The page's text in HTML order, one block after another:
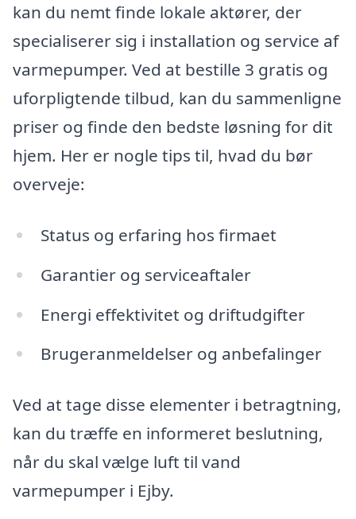
kan du nemt finde lokale aktører, der
specialiserer sig i installation og service af
varmepumper. Ved at bestille 3 gratis og
uforpligtende tilbud, kan du sammenligne
priser og finde den bedste løsning for dit
hjem. Her er nogle tips til, hvad du bør
overveje:
Status og erfaring hos firmaet
Garantier og serviceaftaler
Energi effektivitet og driftudgifter
Brugeranmeldelser og anbefalinger
Ved at tage disse elementer i betragtning,
kan du træffe en informeret beslutning,
når du skal vælge luft til vand
varmepumper i Ejby.